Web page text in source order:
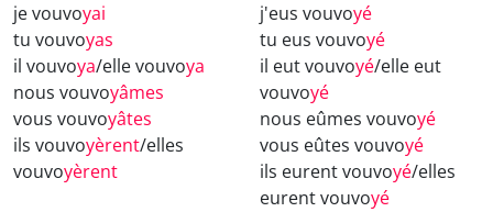
je vouvoyai
tu vouvoyas
il vouvoya/elle vouvoya
nous vouvoyâmes
vous vouvoyâtes
ils vouvoyèrent/elles
vouvoyèrent
j'eus vouvoyé
tu eus vouvoyé
il eut vouvoyé/elle eut
vouvoyé
nous eûmes vouvoyé
vous eûtes vouvoyé
ils eurent vouvoyé/elles
eurent vouvoyé